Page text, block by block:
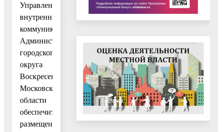
Управлению
внутренних
коммуникаций
Администрации
городского
округа
Воскресенск
Московской
области
обеспечить
размещение